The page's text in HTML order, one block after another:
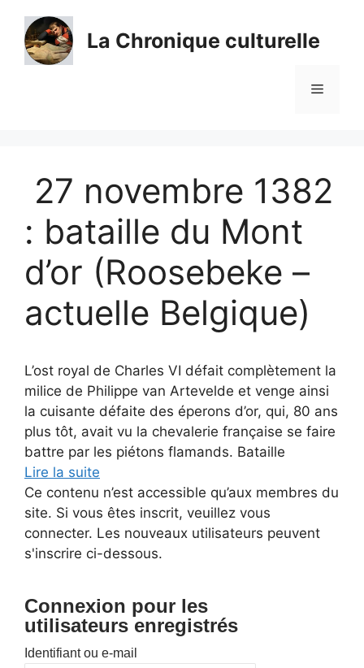
contenu
La Chronique culturelle
Menu
27 novembre 1382
: bataille du Mont
d’or (Roosebeke –
actuelle Belgique)
L’ost royal de Charles VI défait complètement la
milice de Philippe van Artevelde et venge ainsi
la cuisante défaite des éperons d’or, qui, 80 ans
plus tôt, avait vu la chevalerie française se faire
battre par les piétons flamands. Bataille
Lire la suite
Ce contenu n’est accessible qu’aux membres du
site. Si vous êtes inscrit, veuillez vous
connecter. Les nouveaux utilisateurs peuvent
s'inscrire ci-dessous.
Connexion pour les
utilisateurs enregistrés
Identifiant ou e-mail